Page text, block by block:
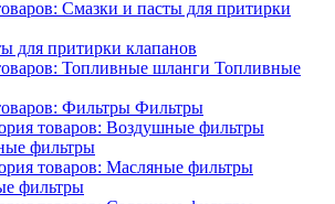
для притирки клапанов
Топливные
Фильтры
фильтры
фильтры